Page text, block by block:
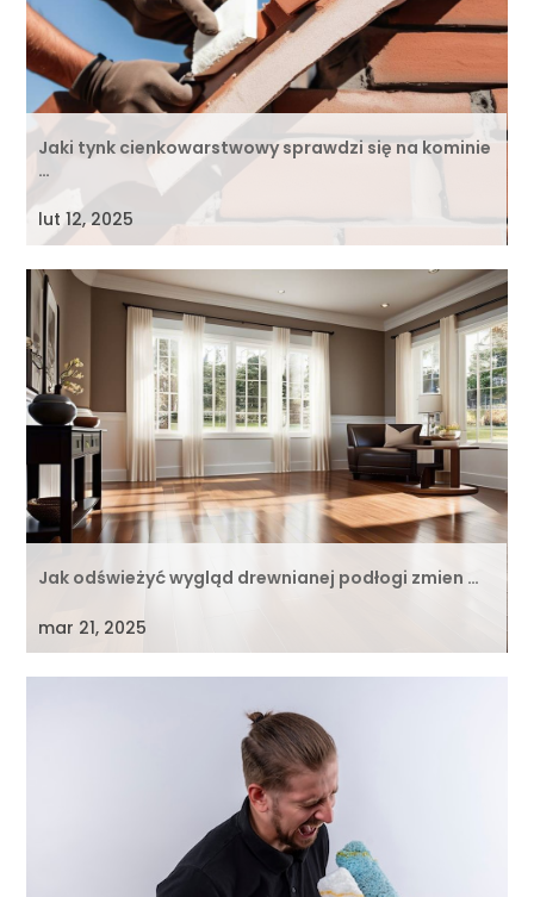
Jaki tynk cienkowarstwowy sprawdzi się na kominie
…
lut 12, 2025
Jak odświeżyć wygląd drewnianej podłogi zmien …
mar 21, 2025